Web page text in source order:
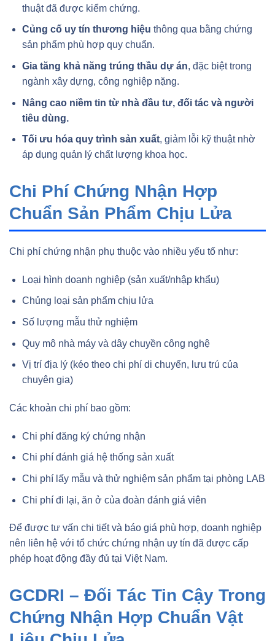
thuật đã được kiểm chứng.
Củng cố uy tín thương hiệu thông qua bằng chứng
sản phẩm phù hợp quy chuẩn.
Gia tăng khả năng trúng thầu dự án, đặc biệt trong
ngành xây dựng, công nghiệp nặng.
Nâng cao niềm tin từ nhà đầu tư, đối tác và người
tiêu dùng.
Tối ưu hóa quy trình sản xuất, giảm lỗi kỹ thuật nhờ
áp dụng quản lý chất lượng khoa học.
Chi Phí Chứng Nhận Hợp
Chuẩn Sản Phẩm Chịu Lửa
Chi phí chứng nhận phụ thuộc vào nhiều yếu tố như:
Loại hình doanh nghiệp (sản xuất/nhập khẩu)
Chủng loại sản phẩm chịu lửa
Số lượng mẫu thử nghiệm
Quy mô nhà máy và dây chuyền công nghệ
Vị trí địa lý (kéo theo chi phí di chuyển, lưu trú của
chuyên gia)
Các khoản chi phí bao gồm:
Chi phí đăng ký chứng nhận
Chi phí đánh giá hệ thống sản xuất
Chi phí lấy mẫu và thử nghiệm sản phẩm tại phòng LAB
Chi phí đi lại, ăn ở của đoàn đánh giá viên
Để được tư vấn chi tiết và báo giá phù hợp, doanh nghiệp
nên liên hệ với tổ chức chứng nhận uy tín đã được cấp
phép hoạt động đầy đủ tại Việt Nam.
GCDRI – Đối Tác Tin Cậy Trong
Chứng Nhận Hợp Chuẩn Vật